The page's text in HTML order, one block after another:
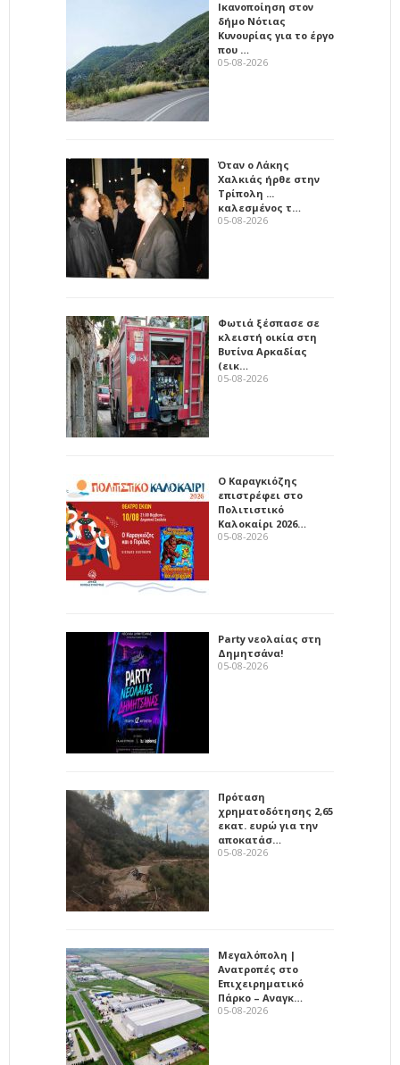
Ικανοποίηση στον
δήμο Νότιας
Κυνουρίας για το έργο
που …
05-08-2026
Όταν ο Λάκης
Χαλκιάς ήρθε στην
Τρίπολη ...
καλεσμένος τ…
05-08-2026
Φωτιά ξέσπασε σε
κλειστή οικία στη
Βυτίνα Αρκαδίας
(εικ…
05-08-2026
Ο Καραγκιόζης
επιστρέφει στο
Πολιτιστικό
Καλοκαίρι 2026…
05-08-2026
Party νεολαίας στη
Δημητσάνα!
05-08-2026
Πρόταση
χρηματοδότησης 2,65
εκατ. ευρώ για την
αποκατάσ…
05-08-2026
Μεγαλόπολη |
Ανατροπές στο
Επιχειρηματικό
Πάρκο – Αναγκ…
05-08-2026